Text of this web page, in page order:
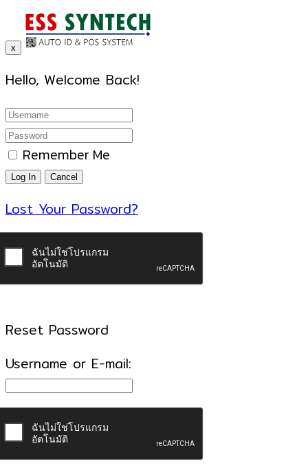
x
Hello, Welcome Back!
Remember Me
Lost Your Password?
Reset Password
Username or E-mail: